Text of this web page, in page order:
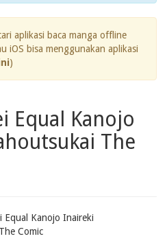
aplikasi baca manga offline
iOS bisa menggunakan aplikasi
)
Equal Kanojo
The